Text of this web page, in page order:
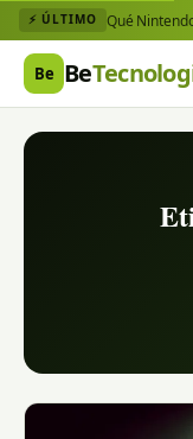
⚡ ÚLTIMO
Be Be